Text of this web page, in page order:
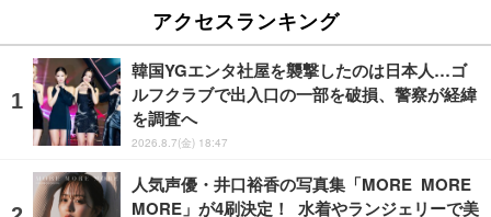
アクセスランキング
韓国YGエンタ社屋を襲撃したのは日本人…ゴ
ルフクラブで出入口の一部を破損、警察が経緯
を調査へ
2026.8.7(金) 18:47
人気声優・井口裕香の写真集「MORE MORE
MORE」が4刷決定！ 水着やランジェリーで美